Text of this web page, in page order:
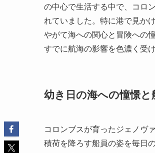
の中心で生活する中で、コロ
れていました。特に港で見か
やがて海への関心と冒険への
すでに航海の影響を色濃く受
幼き日の海への憧憬と
コロンブスが育ったジェノヴ
積荷を降ろす船員の姿を毎日